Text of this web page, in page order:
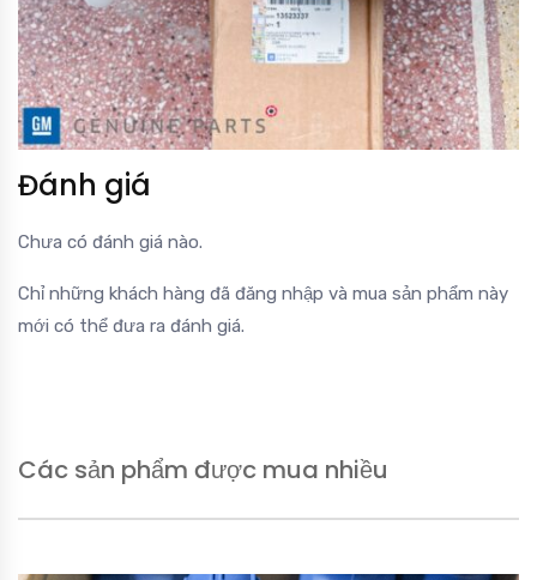
Đánh giá
Chưa có đánh giá nào.
Chỉ những khách hàng đã đăng nhập và mua sản phẩm này
mới có thể đưa ra đánh giá.
Các sản phẩm được mua nhiều